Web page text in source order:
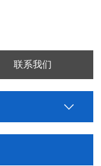
联系我们